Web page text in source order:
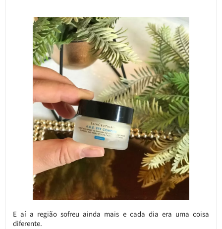
E aí a região sofreu ainda mais e cada dia era uma coisa
diferente.